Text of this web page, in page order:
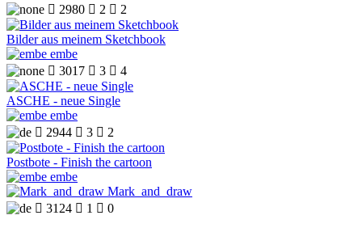
 2980  2  2
Bilder aus meinem Sketchbook
embe
 3017  3  4
ASCHE - neue Single
embe
 2944  3  2
Postbote - Finish the cartoon
embe
Mark_and_draw
 3124  1  0